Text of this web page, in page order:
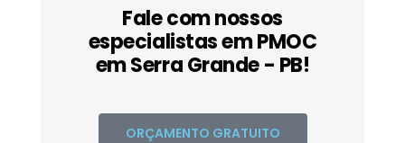
Fale com nossos
especialistas em PMOC
em Serra Grande - PB!
ORÇAMENTO GRATUITO